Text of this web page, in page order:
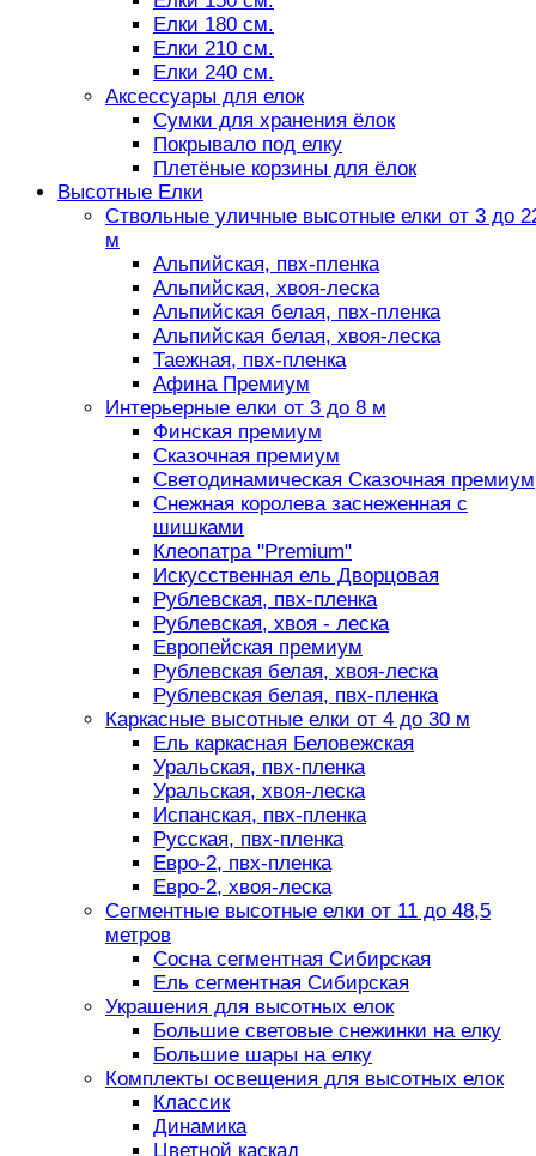
Елки 180 см.
Елки 210 см.
Елки 240 см.
Аксессуары для елок
Сумки для хранения ёлок
Покрывало под елку
Плетёные корзины для ёлок
Высотные Елки
Ствольные уличные высотные елки от 3 до
м
Альпийская, пвх-пленка
Альпийская, хвоя-леска
Альпийская белая, пвх-пленка
Альпийская белая, хвоя-леска
Таежная, пвх-пленка
Афина Премиум
Интерьерные елки от 3 до 8 м
Финская премиум
Сказочная премиум
Светодинамическая Сказочная премиум
Снежная королева заснеженная с
шишками
Клеопатра "Premium"
Искусственная ель Дворцовая
Рублевская, пвх-пленка
Рублевская, хвоя - леска
Европейская премиум
Рублевская белая, хвоя-леска
Рублевская белая, пвх-пленка
Каркасные высотные елки от 4 до 30 м
Ель каркасная Беловежская
Уральская, пвх-пленка
Уральская, хвоя-леска
Испанская, пвх-пленка
Русская, пвх-пленка
Евро-2, пвх-пленка
Евро-2, хвоя-леска
Сегментные высотные елки от 11 до 48,5
метров
Сосна сегментная Сибирская
Ель сегментная Сибирская
Украшения для высотных елок
Большие световые снежинки на елку
Большие шары на елку
Комплекты освещения для высотных елок
Классик
Динамика
Цветной каскад